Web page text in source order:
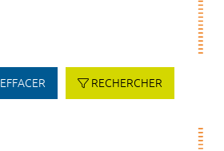
EFFACER RECHERCHER